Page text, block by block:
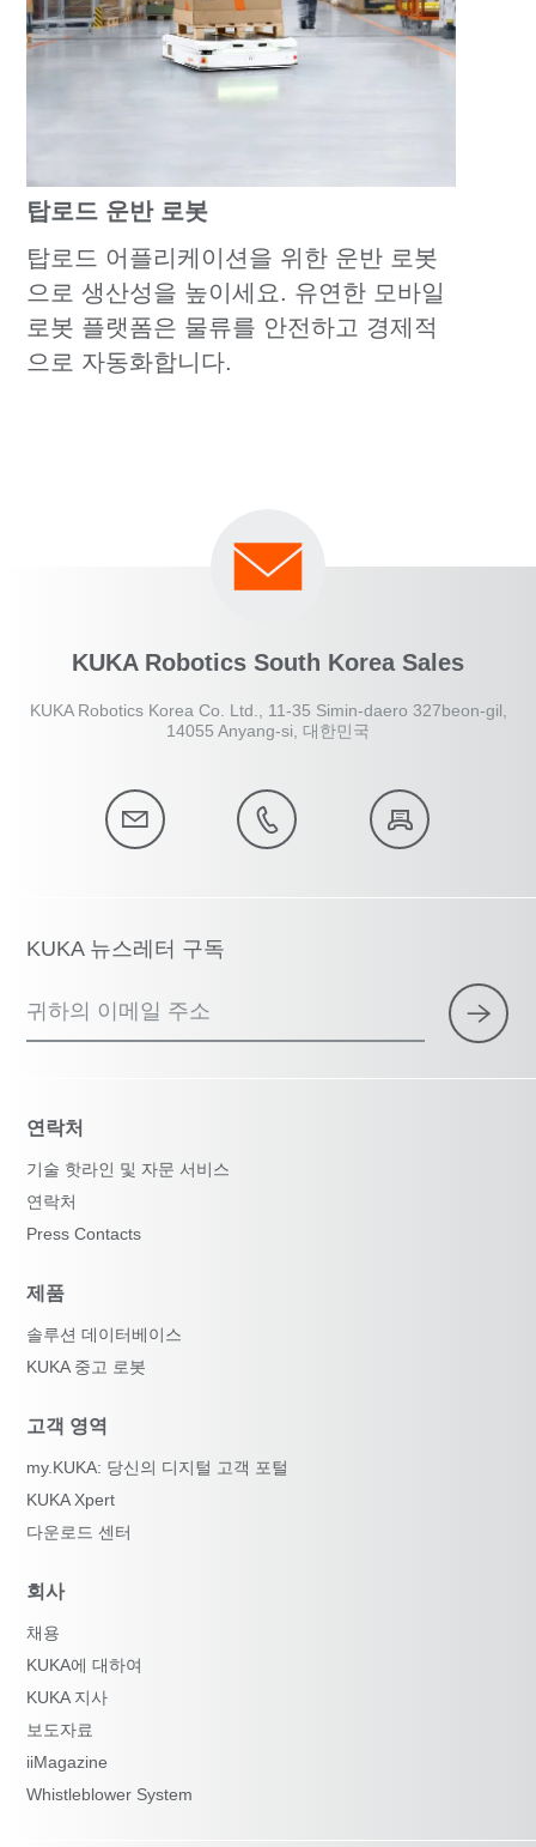
탑로드 운반 로봇
탑로드 어플리케이션을 위한 운반 로봇
으로 생산성을 높이세요. 유연한 모바일
로봇 플랫폼은 물류를 안전하고 경제적
으로 자동화합니다.
KUKA Robotics South Korea Sales
KUKA Robotics Korea Co. Ltd., 11-35 Simin-daero 327beon-gil,
14055 Anyang-si, 대한민국
KUKA 뉴스레터 구독
귀하의 이메일 주소
연락처
기술 핫라인 및 자문 서비스
연락처
Press Contacts
제품
솔루션 데이터베이스
KUKA 중고 로봇
고객 영역
my.KUKA: 당신의 디지털 고객 포털
KUKA Xpert
다운로드 센터
회사
채용
KUKA에 대하여
KUKA 지사
보도자료
iiMagazine
Whistleblower System